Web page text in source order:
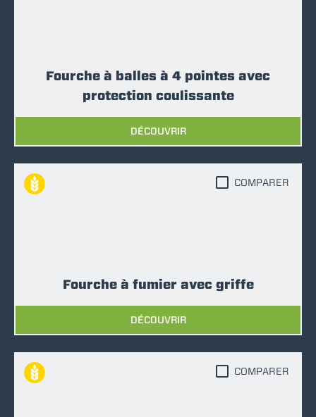
Fourche à balles à 4 pointes avec
protection coulissante
DÉCOUVRIR
Fourche à fumier avec griffe
DÉCOUVRIR
COMPARER
COMPARER